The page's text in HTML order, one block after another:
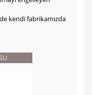
kendi fabrikamızda